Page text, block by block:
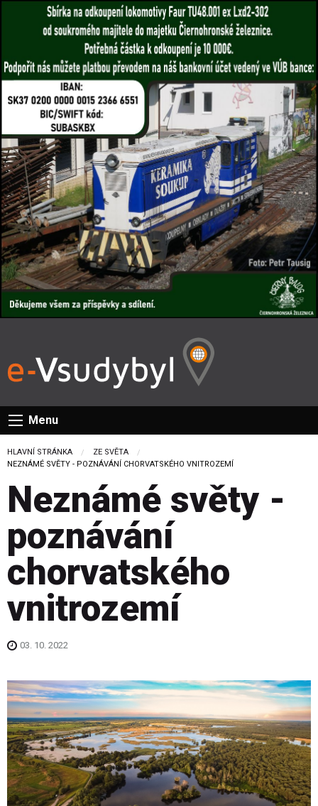
Menu
HLAVNÍ STRÁNKA
ZE SVĚTA
CURRENT:
NEZNÁMÉ SVĚTY - POZNÁVÁNÍ CHORVATSKÉHO VNITROZEMÍ
Neznámé světy -
poznávání
chorvatského
vnitrozemí
03. 10. 2022